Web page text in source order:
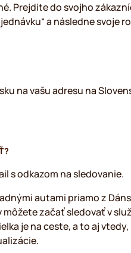
Prejdite do svojho
a následne svoje
na vašu adresu na
s odkazom na sledovanie.
autami priamo z
začať sledovať v
je na ceste, a to aj